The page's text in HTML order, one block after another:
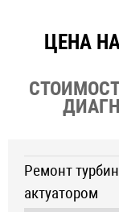
ЦЕНА
Ремонт
актуатором